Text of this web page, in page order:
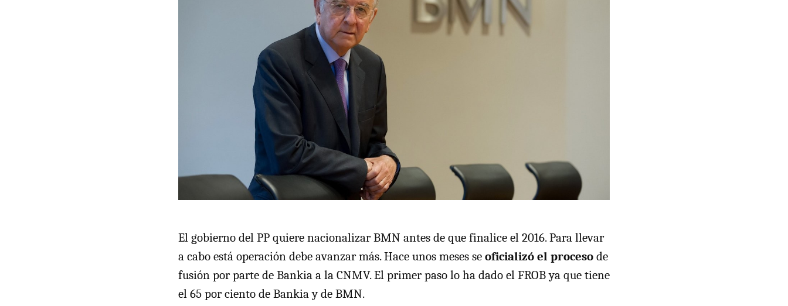
El gobierno del PP quiere nacionalizar BMN antes de que finalice el 2016. Para llevar
a cabo está operación debe avanzar más. Hace unos meses se oficializó el proceso de
fusión por parte de Bankia a la CNMV. El primer paso lo ha dado el FROB ya que tiene
el 65 por ciento de Bankia y de BMN.